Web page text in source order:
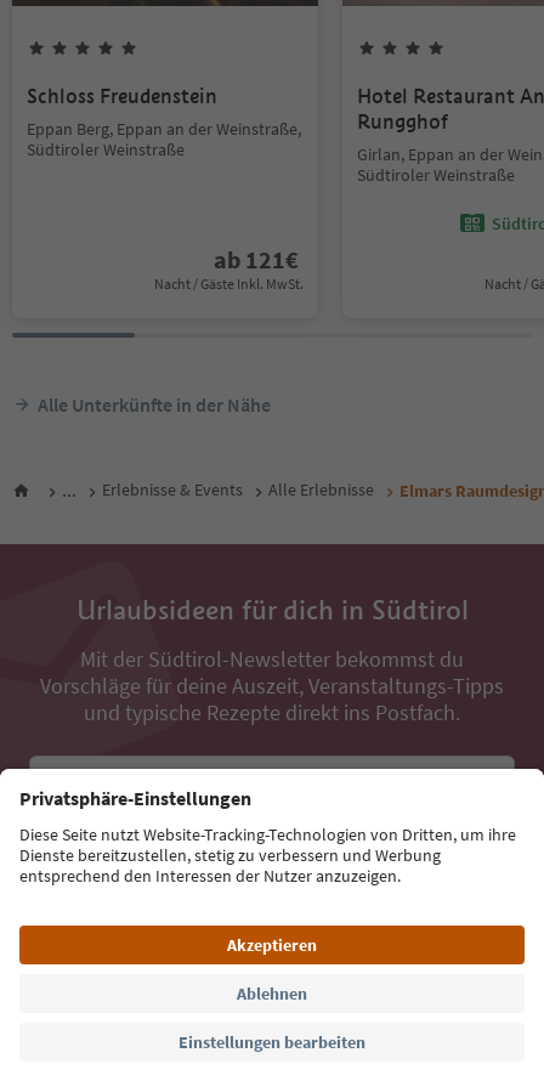
Schloss Freudenstein
Eppan Berg, Eppan an der Weinstraße,
Südtiroler Weinstraße
ab 121€
Nacht / Gäste Inkl. MwSt.
Hotel Restaurant
Rungghof
Girlan, Eppan an der
Südtiroler Weinstraße
Nacht /
Alle Unterkünfte in der Nähe
... Erlebnisse & Events Alle Erlebnisse Elmars
Urlaubsideen für dich in Südtirol
Mit der Südtirol-Newsletter bekommst du
Vorschläge für deine Auszeit, Veranstaltungs-Tipps
und typische Rezepte direkt ins Postfach.
Jetzt anmelden